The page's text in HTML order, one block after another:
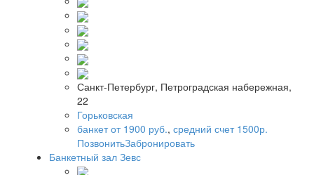
Санкт-Петербург, Петроградская набережная,
22
Горьковская
банкет от 1900 руб., средний счет 1500р.
ПозвонитьЗабронировать
Банкетный зал Зевс